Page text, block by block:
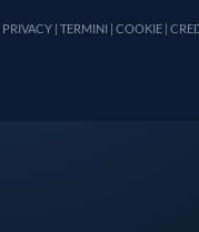
PRIVACY | TERMINI | COOKIE |